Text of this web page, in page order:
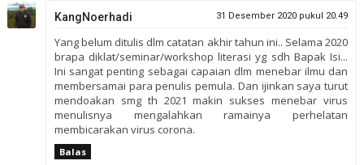
KangNoerhadi 31 Desember 2020 pukul 20.49
Yang belum ditulis dlm catatan akhir tahun ini.. Selama 2020
brapa diklat/seminar/workshop literasi yg sdh Bapak Isi...
Ini sangat penting sebagai capaian dlm menebar ilmu dan
membersamai para penulis pemula. Dan ijinkan saya turut
mendoakan smg th 2021 makin sukses menebar virus
menulisnya mengalahkan ramainya perhelatan
membicarakan virus corona.
Balas